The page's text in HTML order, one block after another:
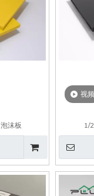
沫板
视频
1/